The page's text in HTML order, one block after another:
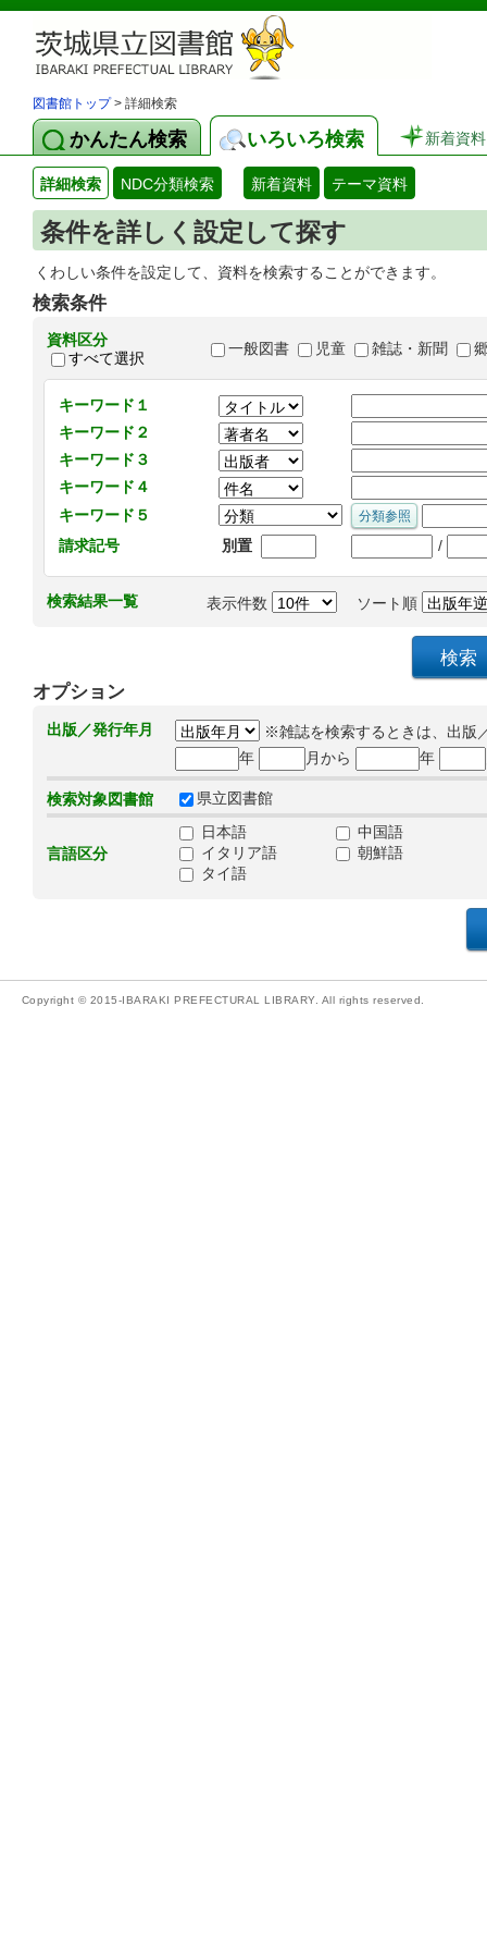
図書館トップ> 詳細検索
かんたん検索 いろいろ検索 新着資料
詳細検索 NDC分類検索 新着資料 テーマ資料
条件を詳しく設定して探す
くわしい条件を設定して、資料を検索することができます。
検索条件
資料区分
すべて選択
一般図書 児童 雑誌・新聞
キーワード１
キーワード２
キーワード３
キーワード４
キーワード５
請求記号
別置 /
検索結果一覧 表示件数 ソート順
オプション
出版／発行年月
※雑誌を検索するときは、出版
年
月から 年
検索対象図書館 県立図書館
言語区分
日本語
中国語
イタリア語
朝鮮語
タイ語
Copyright © 2015-IBARAKI PREFECTURAL LIBRARY. All rights reserved.